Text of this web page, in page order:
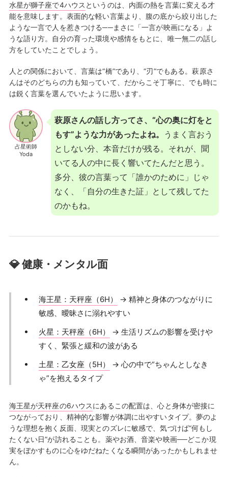
水星が獅子座で4ハウス というのは、内面の熱を言葉に変える才
能を意味します。表面的な軽い言葉より、腹の底から絞り出した
ような一言で人を惹きつける──まさに「一言が映画になる」よ
うな語り方。自分の育った環境や感情をもとに、唯一無二の話し
方をしていたことでしょう。
人との関係において、言葉は“橋”であり、“刃”でもある。萩原さ
んはそのどちらの力も知っていて、だからこそ丁寧に、でも時に
は鋭く言葉を選んでいたように思います。
占星術師
Yoda
萩原さんの話し方ってさ、“心の奥に灯をと
もす”ような力があったよね。
うまく言おう
としない分、本音だけが残る。それが、聞
いてる人の中に長く響いてたんだと思う。
多分、彼の言葉って「誰かのために」じゃ
なく、「自分の生きた証」として残してた
のかもね。
💎 健康・メンタル面
海王星：天秤座（6H）
→ 精神と身体のつながりに
敏感、曖昧さに溺れやすい
火星：天秤座（6H）
→ 生活リズムの影響を受けや
すく、緊張と緩和の波がある
土星：乙女座（5H）
→ 心の中で“ちゃんとしなき
ゃ”を抱えるタイプ
海王星が天秤座の6ハウスにあるこの配置は、心と身体が密接に
つながっており、精神的な影響が体調に出やすいタイプ。夢のよ
うな理想を抱く反面、現実とのズレに敏感で、気づけば“何もし
たくない日”が訪れることも。薬やお酒、音楽や映画──どこか現
実をぼかすものに心をゆだねたくなる瞬間があったかもしれませ
ん。